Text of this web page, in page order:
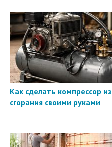
Как сделать компрессор
сгорания своими руками